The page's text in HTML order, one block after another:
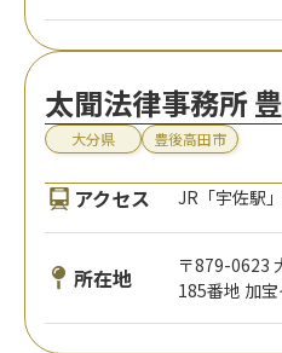
太聞法律事務所
大分県 豊後高田市
アクセス JR「宇佐駅
所在地
〒879-0623
185番地 加